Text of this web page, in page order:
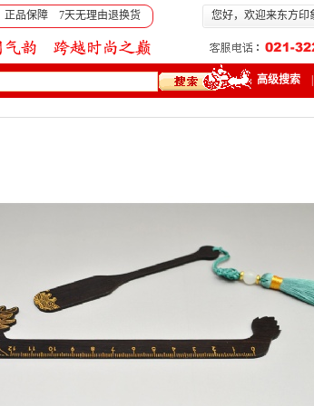
品保障 7天无理由退换货 您好，欢迎来东方印
高级搜索